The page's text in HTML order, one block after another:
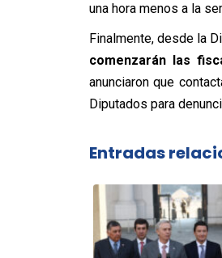
una hora menos a la
Finalmente, desde la
comenzarán las
anunciaron que
Diputados para
Entradas